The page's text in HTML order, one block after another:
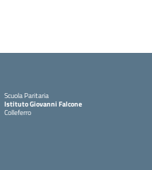
Scuola Paritaria
Istituto Giovanni Falcone
Colleferro